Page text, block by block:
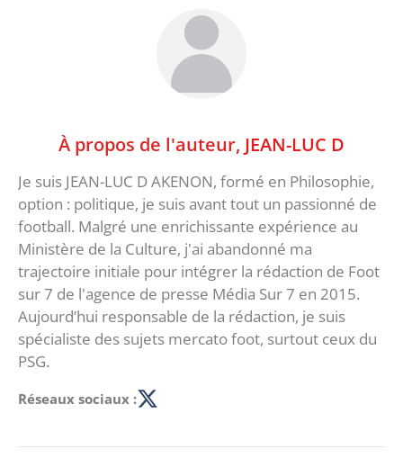
À propos de l'auteur, JEAN-LUC D
Je suis JEAN-LUC D AKENON, formé en Philosophie,
option : politique, je suis avant tout un passionné de
football. Malgré une enrichissante expérience au
Ministère de la Culture, j'ai abandonné ma
trajectoire initiale pour intégrer la rédaction de Foot
sur 7 de l'agence de presse Média Sur 7 en 2015.
Aujourd’hui responsable de la rédaction, je suis
spécialiste des sujets mercato foot, surtout ceux du
PSG.
Réseaux sociaux :